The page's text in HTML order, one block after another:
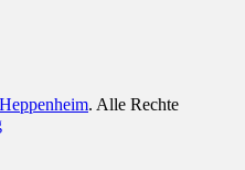
. Alle Rechte